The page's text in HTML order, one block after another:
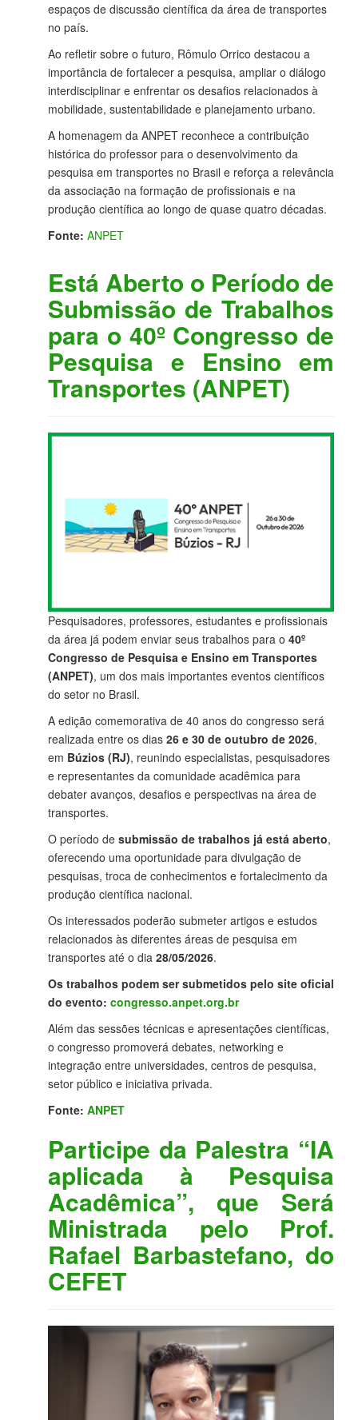
espaços de discussão científica da área de transportes
no país.
Ao refletir sobre o futuro, Rômulo Orrico destacou a
importância de fortalecer a pesquisa, ampliar o diálogo
interdisciplinar e enfrentar os desafios relacionados à
mobilidade, sustentabilidade e planejamento urbano.
A homenagem da ANPET reconhece a contribuição
histórica do professor para o desenvolvimento da
pesquisa em transportes no Brasil e reforça a relevância
da associação na formação de profissionais e na
produção científica ao longo de quase quatro décadas.
Fonte: ANPET
Está Aberto o Período de
Submissão de Trabalhos
para o 40º Congresso de
Pesquisa e Ensino em
Transportes (ANPET)
Pesquisadores, professores, estudantes e profissionais
da área já podem enviar seus trabalhos para o 40º
Congresso de Pesquisa e Ensino em Transportes
(ANPET), um dos mais importantes eventos científicos
do setor no Brasil.
A edição comemorativa de 40 anos do congresso será
realizada entre os dias 26 e 30 de outubro de 2026,
em Búzios (RJ), reunindo especialistas, pesquisadores
e representantes da comunidade acadêmica para
debater avanços, desafios e perspectivas na área de
transportes.
O período de submissão de trabalhos já está aberto,
oferecendo uma oportunidade para divulgação de
pesquisas, troca de conhecimentos e fortalecimento da
produção científica nacional.
Os interessados poderão submeter artigos e estudos
relacionados às diferentes áreas de pesquisa em
transportes até o dia 28/05/2026.
Os trabalhos podem ser submetidos pelo site oficial
do evento: congresso.anpet.org.br
Além das sessões técnicas e apresentações científicas,
o congresso promoverá debates, networking e
integração entre universidades, centros de pesquisa,
setor público e iniciativa privada.
Fonte: ANPET
Participe da Palestra “IA
aplicada à Pesquisa
Acadêmica”, que Será
Ministrada pelo Prof.
Rafael Barbastefano, do
CEFET